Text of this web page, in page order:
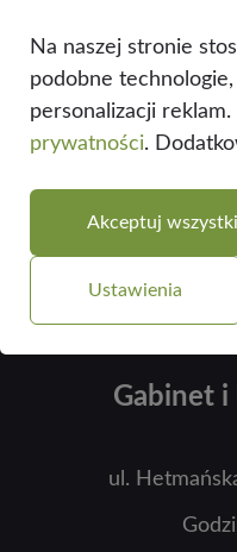
W celu edycji pliku pdf
darmowego programu
dostępnego do
Gabinet
ul.
Na naszej stronie
podobne
personalizacji reklam.
prywatności.
Akceptuj
Ustawienia